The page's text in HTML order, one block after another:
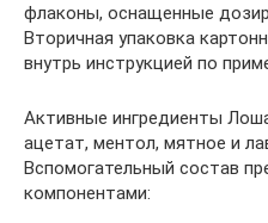
флаконы, оснащенные
Вторичная упаковка
внутрь инструкцией по
Активные ингредиенты
ацетат, ментол, мятное и
Вспомогательный состав
компонентами: